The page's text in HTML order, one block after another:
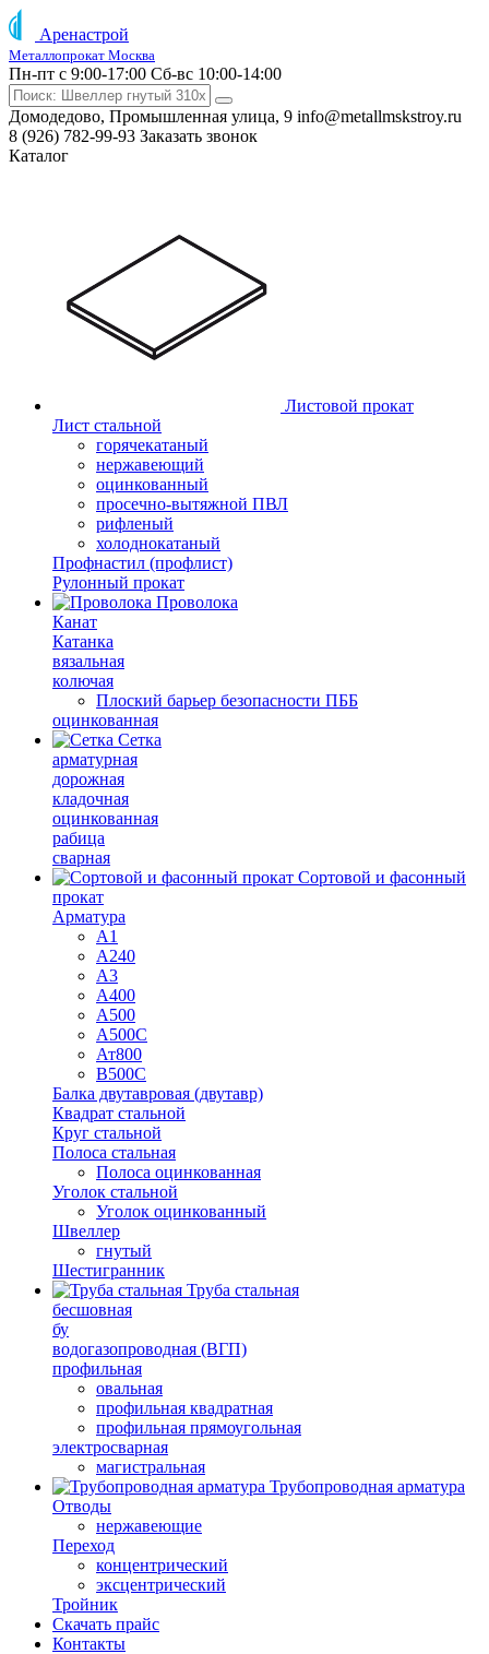
Аренастрой
Металлопрокат Москва
Пн-пт с 9:00-17:00 Сб-вс 10:00-14:00
Домодедово, Промышленная улица, 9 info@metallmskstroy.ru
8 (926) 782-99-93 Заказать звонок
Каталог
Листовой прокат
Лист стальной
горячекатаный
нержавеющий
оцинкованный
просечно-вытяжной ПВЛ
рифленый
холоднокатаный
Профнастил (профлист)
Рулонный прокат
Проволока
Канат
Катанка
вязальная
колючая
Плоский барьер безопасности ПББ
оцинкованная
Сетка
арматурная
дорожная
кладочная
оцинкованная
рабица
сварная
Сортовой и фасонный
прокат
Арматура
А1
А240
А3
А400
А500
А500С
Ат800
В500С
Балка двутавровая (двутавр)
Квадрат стальной
Круг стальной
Полоса стальная
Полоса оцинкованная
Уголок стальной
Уголок оцинкованный
Швеллер
гнутый
Шестигранник
Труба стальная
бесшовная
бу
водогазопроводная (ВГП)
профильная
овальная
профильная квадратная
профильная прямоугольная
электросварная
магистральная
Трубопроводная арматура
Отводы
нержавеющие
Переход
концентрический
эксцентрический
Тройник
Скачать прайс
Контакты